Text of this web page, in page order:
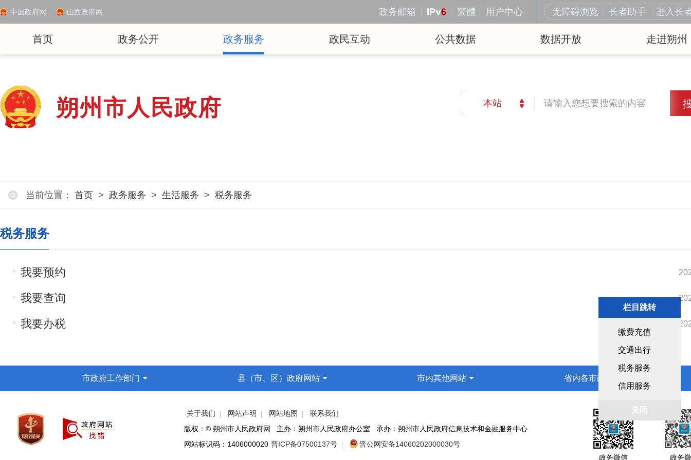
中国政府网 山西政府网 政务邮箱 繁體 用户中心 无障碍浏览 长者助手 进入长
首页 政务公开 政务服务 政民互动 公共数据 数据开放 走进朔州
朔州市人民政府
栏目跳转
缴费充值
交通出行
税务服务
信用服务
关闭
当前位置： 首页 > 政务服务 > 生活服务 > 税务服务
税务服务
我要预约
我要查询
我要办税
市政府工作部门 县（市、区）政府网站 市内其他网站 省内各市政府网站
关于我们 网站声明 网站地图
联系我们
版权：© 朔州市人民政府网 主办：朔州市人民政府办公室 承办：朔州市人民政府信息技术和金融服务中心
网站标识码：1406000020 晋ICP备07500137号
晋公网安备14060202000030号
政务微信
政务